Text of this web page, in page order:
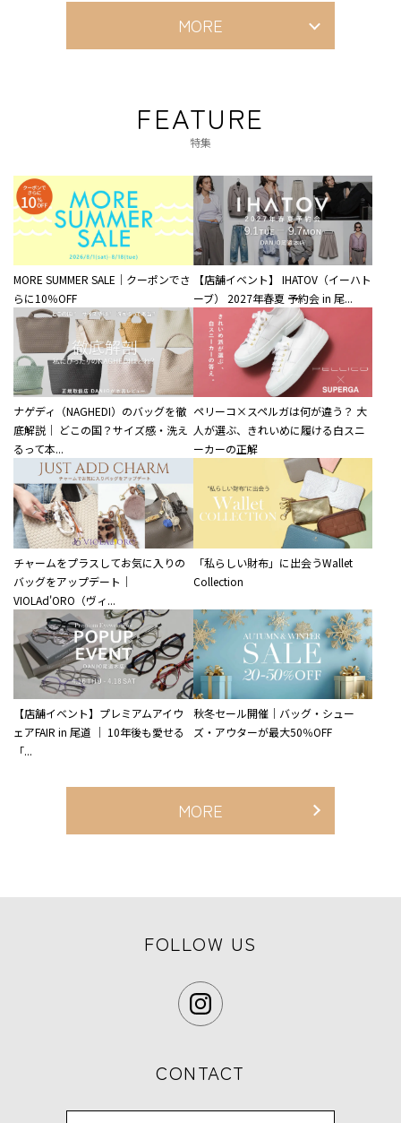
MORE
FEATURE
特集
MORE SUMMER SALE｜クーポンでさ
らに10％OFF
【店舗イベント】 IHATOV（イーハト
ーブ） 2027年春夏 予約会 in 尾...
ナゲディ（NAGHEDI）のバッグを徹
底解説｜ どこの国？サイズ感・洗え
るって本...
ペリーコ×スペルガは何が違う？ 大
人が選ぶ、きれいめに履ける白スニ
ーカーの正解
チャームをプラスしてお気に入りの
バッグをアップデート｜
VIOLAd'ORO（ヴィ...
「私らしい財布」に出会うWallet
Collection
【店舗イベント】プレミアムアイウ
ェアFAIR in 尾道 ｜ 10年後も愛せる
「...
秋冬セール開催｜バッグ・シュー
ズ・アウターが最大50％OFF
MORE
FOLLOW US
CONTACT